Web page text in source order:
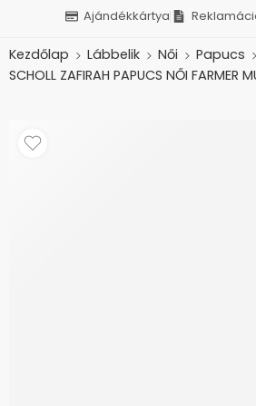
Ajándékkártya
Kezdőlap Lábbelik Női
Papucs
SCHOLL ZAFIRAH PAPUCS NŐI FARMER